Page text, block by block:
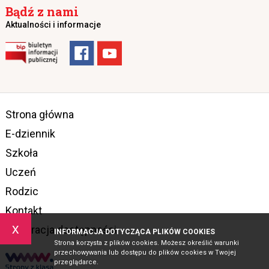
x INFORMACJA DOTYCZĄCA PLIKÓW COOKIES
Strona korzysta z plików cookies. Możesz określić warunki
przechowywania lub dostępu do plików cookies w Twojej
przeglądarce.
Bądź z nami
Aktualności i informacje
Strona główna
E-dziennik
Szkoła
Uczeń
Rodzic
Kontakt
Deklaracja dostępności